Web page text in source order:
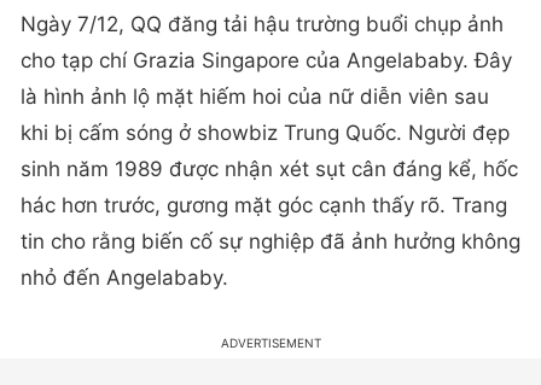
Ngày 7/12, QQ đăng tải hậu trường buổi chụp ảnh
cho tạp chí Grazia Singapore của Angelababy. Đây
là hình ảnh lộ mặt hiếm hoi của nữ diễn viên sau
khi bị cấm sóng ở showbiz Trung Quốc. Người đẹp
sinh năm 1989 được nhận xét sụt cân đáng kể, hốc
hác hơn trước, gương mặt góc cạnh thấy rõ. Trang
tin cho rằng biến cố sự nghiệp đã ảnh hưởng không
nhỏ đến Angelababy.